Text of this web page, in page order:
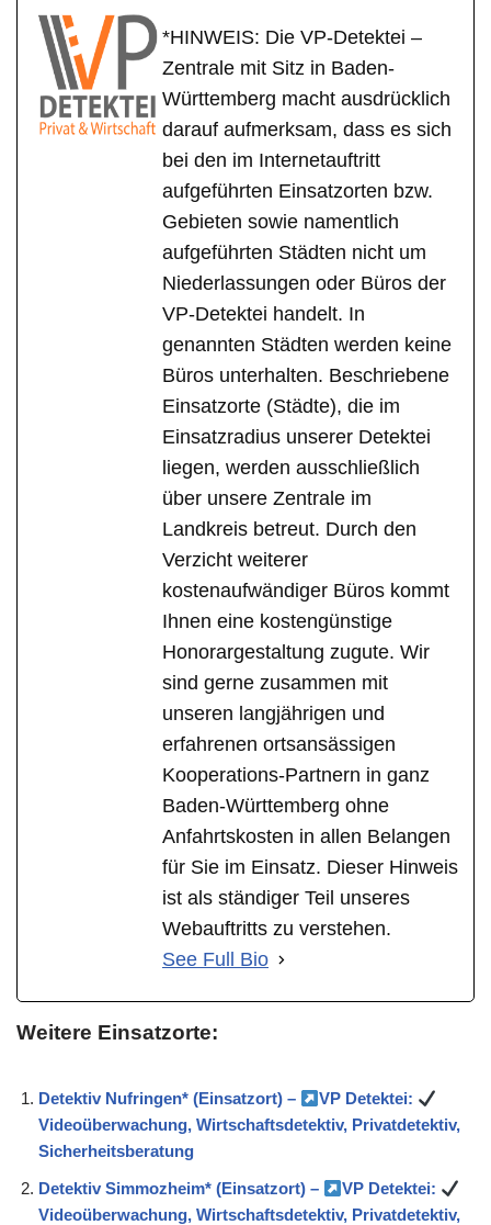
*HINWEIS: Die VP-Detektei –
Zentrale mit Sitz in Baden-
Württemberg macht ausdrücklich
darauf aufmerksam, dass es sich
bei den im Internetauftritt
aufgeführten Einsatzorten bzw.
Gebieten sowie namentlich
aufgeführten Städten nicht um
Niederlassungen oder Büros der
VP-Detektei handelt. In
genannten Städten werden keine
Büros unterhalten. Beschriebene
Einsatzorte (Städte), die im
Einsatzradius unserer Detektei
liegen, werden ausschließlich
über unsere Zentrale im
Landkreis betreut. Durch den
Verzicht weiterer
kostenaufwändiger Büros kommt
Ihnen eine kostengünstige
Honorargestaltung zugute. Wir
sind gerne zusammen mit
unseren langjährigen und
erfahrenen ortsansässigen
Kooperations-Partnern in ganz
Baden-Württemberg ohne
Anfahrtskosten in allen Belangen
für Sie im Einsatz. Dieser Hinweis
ist als ständiger Teil unseres
Webauftritts zu verstehen.
See Full Bio
Weitere Einsatzorte:
Detektiv Nufringen* (Einsatzort) –
VP Detektei:
Videoüberwachung, Wirtschaftsdetektiv, Privatdetektiv,
Sicherheitsberatung
Detektiv Simmozheim* (Einsatzort) –
VP Detektei:
Videoüberwachung, Wirtschaftsdetektiv, Privatdetektiv,